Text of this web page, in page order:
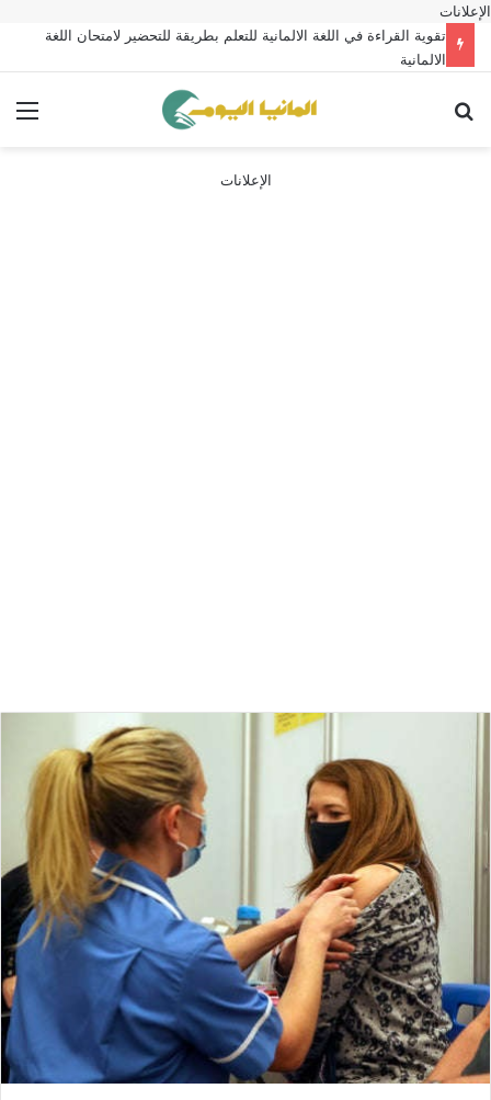
الإعلانات
تقوية القراءة في اللغة الالمانية للتعلم بطريقة للتحضير لامتحان اللغة
الالمانية
الإعلانات